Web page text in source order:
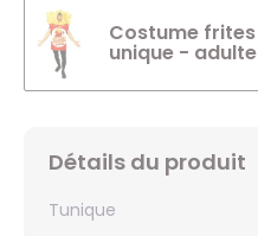
Costume
unique - adulte
Détails du produit
Tunique